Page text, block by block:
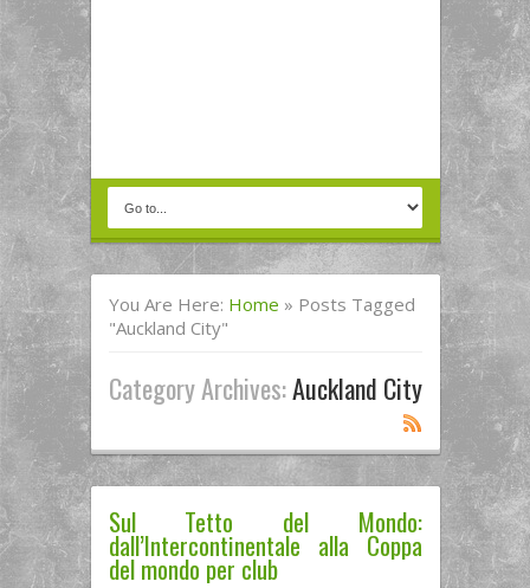
You Are Here: Home » Posts Tagged
"Auckland City"
Category Archives:Auckland City
Sul Tetto del Mondo:
dall’Intercontinentale alla Coppa
del mondo per club